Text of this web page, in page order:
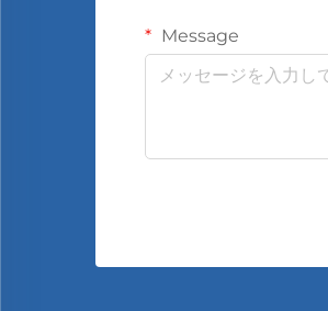
Message